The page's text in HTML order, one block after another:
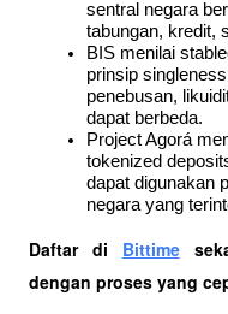
sentral negara
tabungan, kredit,
BIS menilai
prinsip
penebusan,
dapat berbeda.
Project Agorá
tokenized
dapat digunakan
negara yang
Daftar di Bittime
dengan proses yang